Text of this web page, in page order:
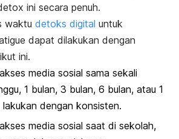
ini secara penuh.
waktu detoks digital untuk
dapat dilakukan dengan
ini.
media sosial sama sekali
1 bulan, 3 bulan, 6 bulan, atau 1
dengan konsisten.
media sosial saat di sekolah,